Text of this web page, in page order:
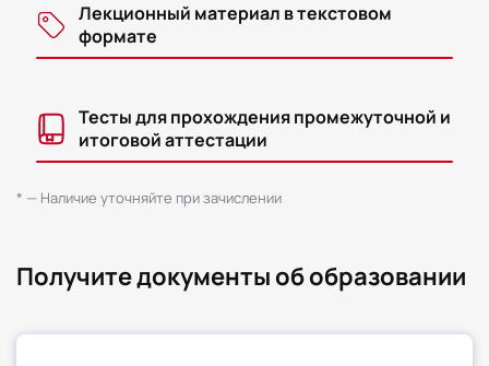
Лекционный материал в текстовом
формате
Тесты для прохождения промежуточной и
итоговой аттестации
* — Наличие уточняйте при зачислении
Получите документы об образовании